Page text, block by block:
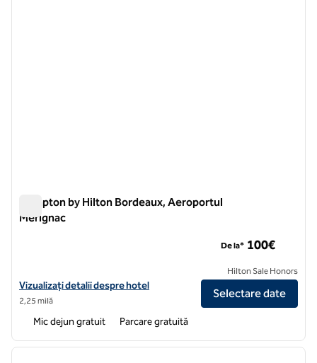
Hampton by Hilton Bordeaux, Aeroportul
Merignac
Vizualizați detaliile hotelului pentru Aeroportul Merignac Hampton
Vizualizați detalii despre hotel
2,25 milă
De la* 100€
Hilton Sale Honors
Selectare date
Mic dejun gratuit Parcare gratuită
1 din 12